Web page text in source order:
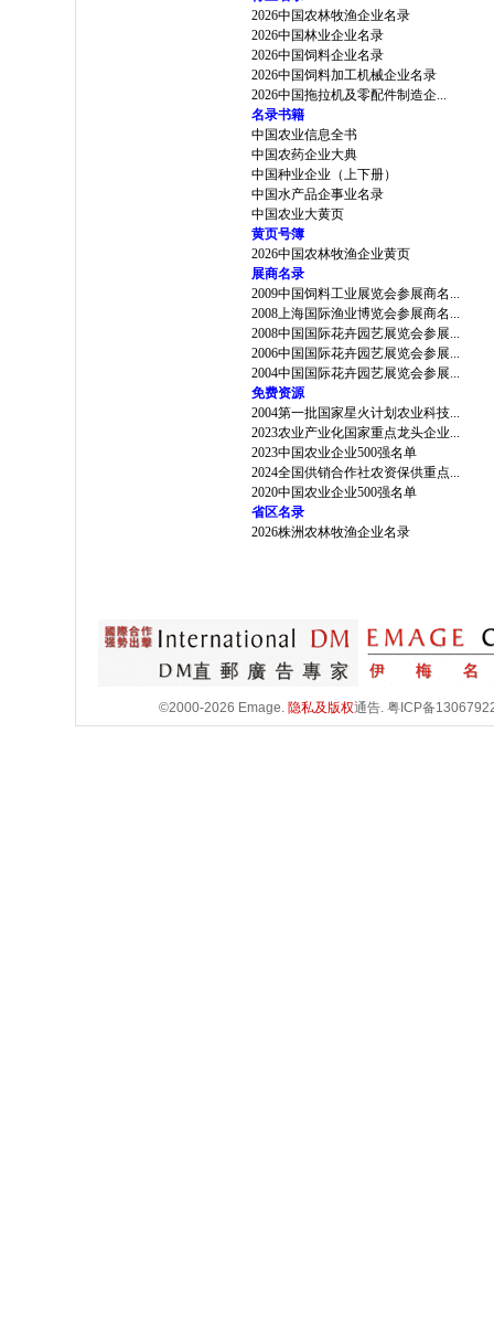
2026中国农林牧渔企业名录
2026中国林业企业名录
2026中国饲料企业名录
2026中国饲料加工机械企业名录
2026中国拖拉机及零配件制造企...
名录书籍
中国农业信息全书
中国农药企业大典
中国种业企业（上下册）
中国水产品企事业名录
中国农业大黄页
黄页号簿
2026中国农林牧渔企业黄页
展商名录
2009中国饲料工业展览会参展商名...
2008上海国际渔业博览会参展商名...
2008中国国际花卉园艺展览会参展...
2006中国国际花卉园艺展览会参展...
2004中国国际花卉园艺展览会参展...
免费资源
2004第一批国家星火计划农业科技...
2023农业产业化国家重点龙头企业...
2023中国农业企业500强名单
2024全国供销合作社农资保供重点...
2020中国农业企业500强名单
省区名录
2026株洲农林牧渔企业名录
©2000-2026 Emage. 隐私及版权通告. 粤ICP备